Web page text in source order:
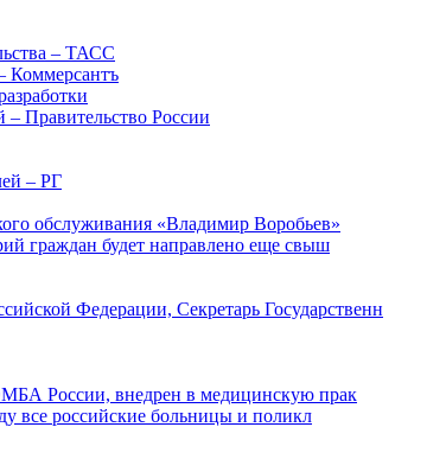
– ТАСС
Коммерсантъ
Правительство России
– РГ
обслуживания «Владимир Воробьев»
граждан будет направлено еще свыш
Федерации, Секретарь Государственн
России, внедрен в медицинскую прак
все российские больницы и поликл